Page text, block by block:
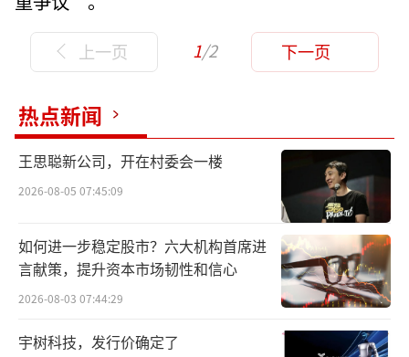
上一页 1/2 下一页
热点新闻
王思聪新公司，开在村委会一楼
2026-08-05 07:45:09
如何进一步稳定股市？六大机构首席进
言献策，提升资本市场韧性和信心
2026-08-03 07:44:29
宇树科技，发行价确定了